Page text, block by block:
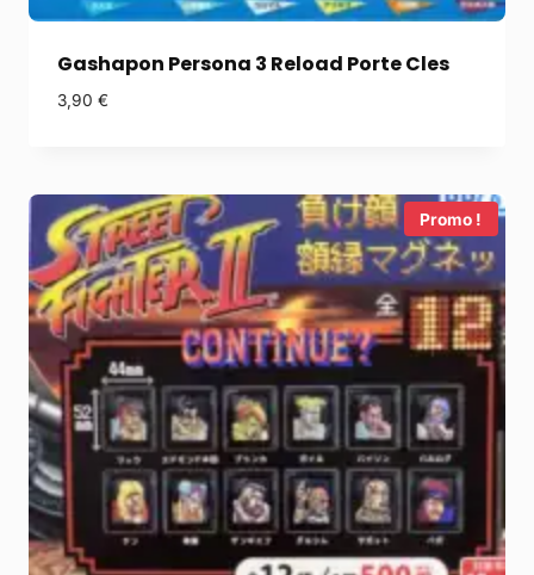
Gashapon Persona 3 Reload Porte Cles
3,90 €
Promo !